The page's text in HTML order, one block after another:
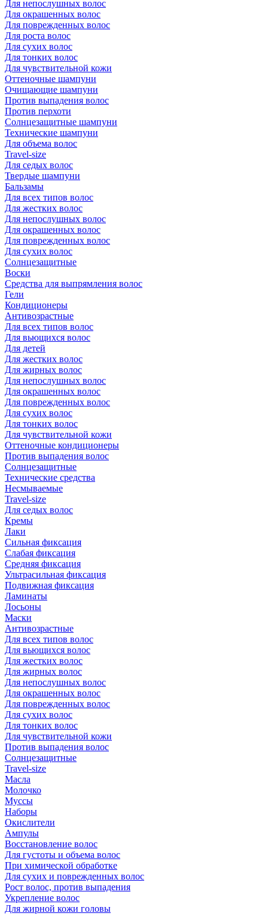
Для непослушных волос
Для окрашенных волос
Для поврежденных волос
Для роста волос
Для сухих волос
Для тонких волос
Для чувствительной кожи
Оттеночные шампуни
Очищающие шампуни
Против выпадения волос
Против перхоти
Солнцезащитные шампуни
Технические шампуни
Для объема волос
Travel-size
Для седых волос
Твердые шампуни
Бальзамы
Для всех типов волос
Для жестких волос
Для непослушных волос
Для окрашенных волос
Для поврежденных волос
Для сухих волос
Солнцезащитные
Воски
Средства для выпрямления волос
Гели
Кондиционеры
Антивозрастные
Для всех типов волос
Для вьющихся волос
Для детей
Для жестких волос
Для жирных волос
Для непослушных волос
Для окрашенных волос
Для поврежденных волос
Для сухих волос
Для тонких волос
Для чувствительной кожи
Оттеночные кондиционеры
Против выпадения волос
Солнцезащитные
Технические средства
Несмываемые
Travel-size
Для седых волос
Кремы
Лаки
Сильная фиксация
Слабая фиксация
Средняя фиксация
Ультрасильная фиксация
Подвижная фиксация
Ламинаты
Лосьоны
Маски
Антивозрастные
Для всех типов волос
Для вьющихся волос
Для жестких волос
Для жирных волос
Для непослушных волос
Для окрашенных волос
Для поврежденных волос
Для сухих волос
Для тонких волос
Для чувствительной кожи
Против выпадения волос
Солнцезащитные
Travel-size
Масла
Молочко
Муссы
Наборы
Окислители
Ампулы
Восстановление волос
Для густоты и объема волос
При химической обработке
Для сухих и поврежденных волос
Рост волос, против выпадения
Укрепление волос
Для жирной кожи головы